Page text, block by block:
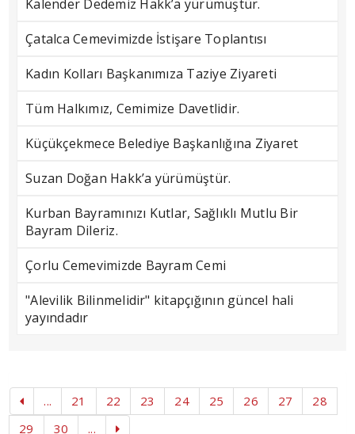
Kalender Dedemiz Hakk’a yürümüştür.
Çatalca Cemevimizde İstişare Toplantısı
Kadın Kolları Başkanımıza Taziye Ziyareti
Tüm Halkımız, Cemimize Davetlidir.
Küçükçekmece Belediye Başkanlığına Ziyaret
Suzan Doğan Hakk’a yürümüştür.
Kurban Bayramınızı Kutlar, Sağlıklı Mutlu Bir
Bayram Dileriz.
Çorlu Cemevimizde Bayram Cemi
"Alevilik Bilinmelidir" kitapçığının güncel hali
yayındadır
... 21 22 23 24 25 26 27
28
29
30 ...